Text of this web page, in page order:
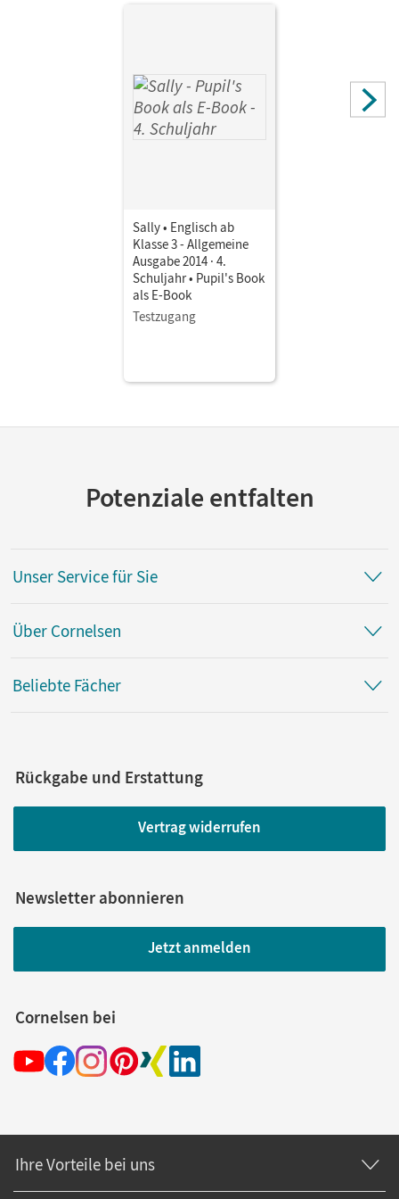
Sally • Englisch ab
Klasse 3 - Allgemeine
Ausgabe 2014 · 4.
Schuljahr • Pupil's Book
als E-Book
Testzugang
Potenziale entfalten
Unser Service für Sie
Über Cornelsen
Beliebte Fächer
Rückgabe und Erstattung
Vertrag widerrufen
Newsletter abonnieren
Jetzt anmelden
Cornelsen bei
Ihre Vorteile bei uns